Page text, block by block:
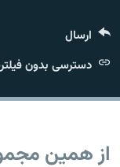
زبان‌های دیگر
ارسال
دسترسی بدون
از همین